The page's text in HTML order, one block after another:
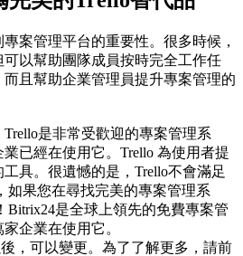
案管理平台的重要性。很多時候，
以幫助團隊成員按時完全工作任
且幫助企業管理員提升專案管理的
是非常受歡迎的專案管理系
已經在使用它。Trello 為使用者提
具。很遺憾的是，Trello不會滿足
如果您在尋找完美的專案管理系
Bitrix24是全球上領先的免費專案管
企業在使用它。
，可以變更。為了了解更多，請前